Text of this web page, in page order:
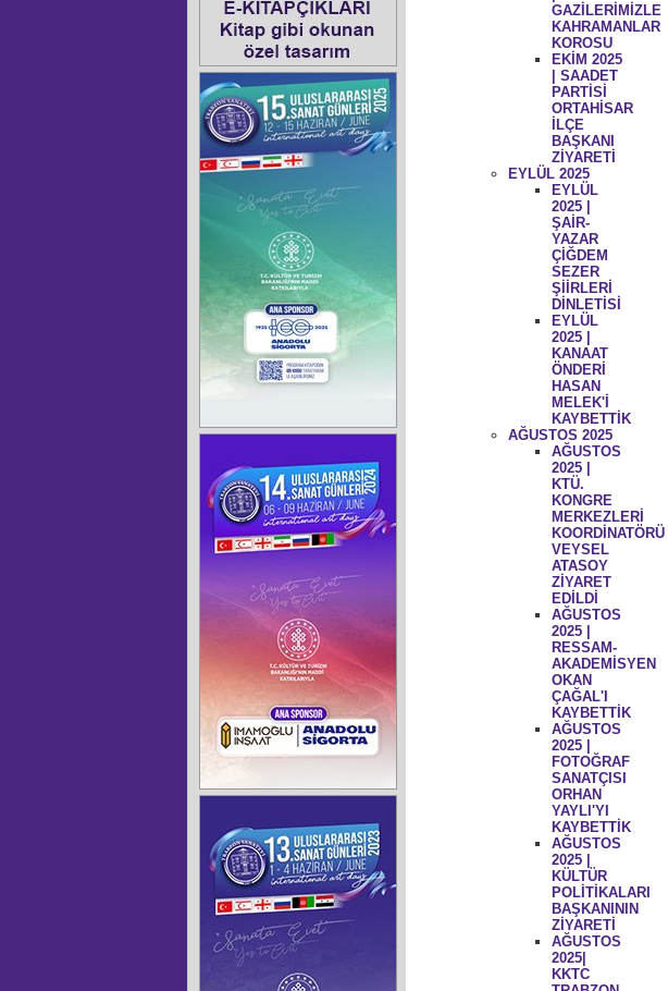
GAZİLERİMİZLE
KAHRAMANLAR
KOROSU
EKİM 2025
| SAADET
PARTİSİ
ORTAHİSAR
İLÇE
BAŞKANI
ZİYARETİ
EYLÜL 2025
EYLÜL
2025 |
ŞAİR-
YAZAR
ÇİĞDEM
SEZER
ŞİİRLERİ
DİNLETİSİ
EYLÜL
2025 |
KANAAT
ÖNDERİ
HASAN
MELEK'İ
KAYBETTİK
AĞUSTOS 2025
AĞUSTOS
2025 |
KTÜ.
KONGRE
MERKEZLERİ
KOORDİNATÖRÜ
VEYSEL
ATASOY
ZİYARET
EDİLDİ
AĞUSTOS
2025 |
RESSAM-
AKADEMİSYEN
OKAN
ÇAĞAL'I
KAYBETTİK
AĞUSTOS
2025 |
FOTOĞRAF
SANATÇISI
ORHAN
YAYLI'YI
KAYBETTİK
AĞUSTOS
2025 |
KÜLTÜR
POLİTİKALARI
BAŞKANININ
ZİYARETİ
AĞUSTOS
2025|
KKTC